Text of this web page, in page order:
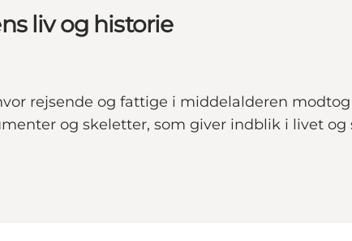
liv og historie
rejsende og fattige i middelalderen
og skeletter, som giver indblik i livet og